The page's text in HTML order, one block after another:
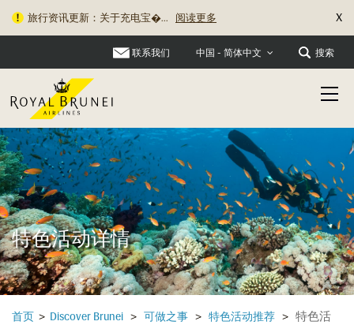
旅行资讯更新：关于充电宝�... 阅读更多 X
联系我们 中国 - 简体中文 搜索
特色活动详情
首页 > Discover Brunei > 可做之事 > 特色活动推荐 > 特色活